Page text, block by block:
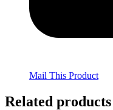
Mail This Product
Related products